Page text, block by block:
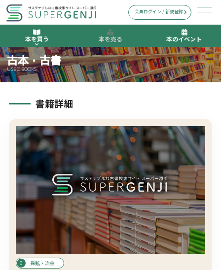
本を買う 本を売る 本のイベント
会員ログイン / 新規登録
古本・古書
USED BOOKS
書籍詳細
採鉱・冶金